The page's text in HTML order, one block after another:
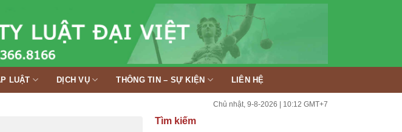
LUẬT DỊCH VỤ THÔNG TIN – SỰ KIỆN LIÊN HỆ
Chủ nhật, 9-8-2026 | 10:12 GMT+7
Tìm kiếm